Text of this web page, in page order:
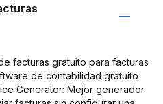
facturas gratuito para facturas
de contabilidad gratuito
Generator: Mejor generador